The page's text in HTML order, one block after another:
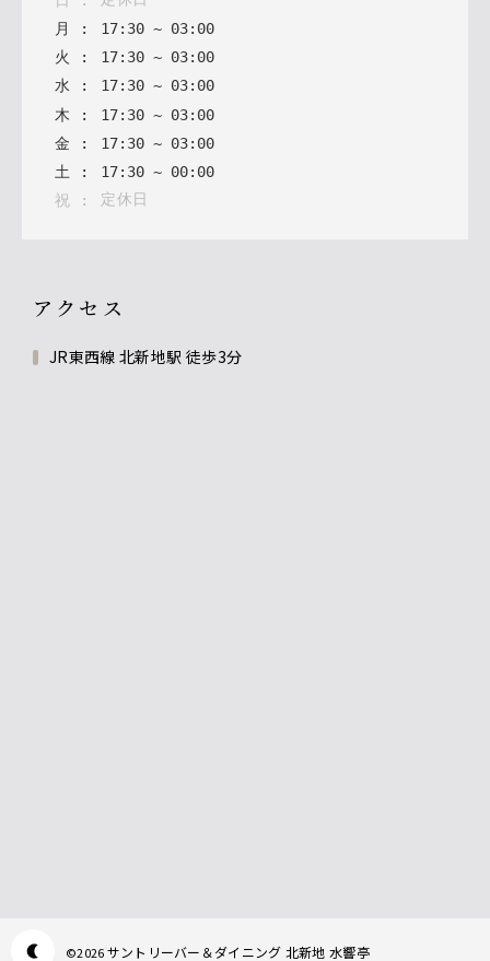
月
: 17: 30 ~ 03: 00
火
: 17: 30 ~ 03: 00
水 : 17: 30 ~ 03: 00
木 : 17: 30 ~ 03: 00
金 : 17: 30 ~ 03: 00
土 : 17: 30 ~ 00: 00
祝 : 定休日
アクセス
JR東西線 北新地駅 徒歩3分
©2026サントリーバー＆ダイニング 北新地 水響亭